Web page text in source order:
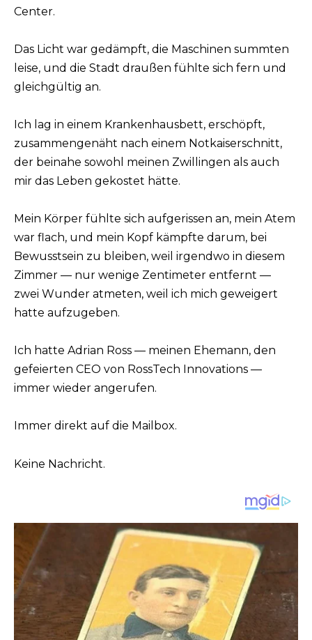
Center.
Das Licht war gedämpft, die Maschinen summten
leise, und die Stadt draußen fühlte sich fern und
gleichgültig an.
Ich lag in einem Krankenhausbett, erschöpft,
zusammengenäht nach einem Notkaiserschnitt,
der beinahe sowohl meinen Zwillingen als auch
mir das Leben gekostet hätte.
Mein Körper fühlte sich aufgerissen an, mein Atem
war flach, und mein Kopf kämpfte darum, bei
Bewusstsein zu bleiben, weil irgendwo in diesem
Zimmer — nur wenige Zentimeter entfernt —
zwei Wunder atmeten, weil ich mich geweigert
hatte aufzugeben.
Ich hatte Adrian Ross — meinen Ehemann, den
gefeierten CEO von RossTech Innovations —
immer wieder angerufen.
Immer direkt auf die Mailbox.
Keine Nachricht.